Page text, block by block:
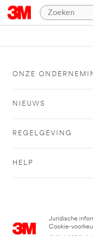
ONZE
NIEUWS
REGELGEVING
HELP
Juridische
Cookie-